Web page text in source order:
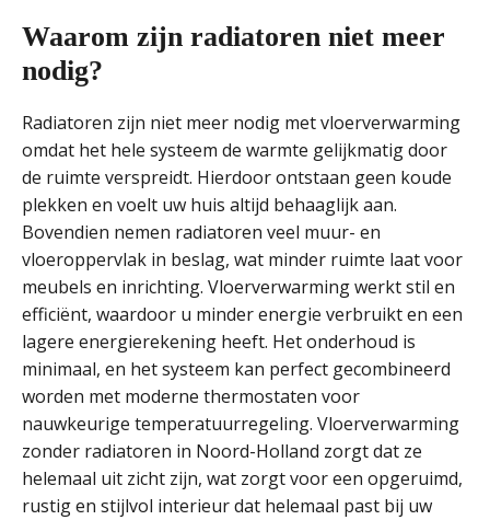
Waarom zijn radiatoren niet meer
nodig?
Radiatoren zijn niet meer nodig met vloerverwarming
omdat het hele systeem de warmte gelijkmatig door
de ruimte verspreidt. Hierdoor ontstaan geen koude
plekken en voelt uw huis altijd behaaglijk aan.
Bovendien nemen radiatoren veel muur- en
vloeroppervlak in beslag, wat minder ruimte laat voor
meubels en inrichting. Vloerverwarming werkt stil en
efficiënt, waardoor u minder energie verbruikt en een
lagere energierekening heeft. Het onderhoud is
minimaal, en het systeem kan perfect gecombineerd
worden met moderne thermostaten voor
nauwkeurige temperatuurregeling. Vloerverwarming
zonder radiatoren in Noord-Holland zorgt dat ze
helemaal uit zicht zijn, wat zorgt voor een opgeruimd,
rustig en stijlvol interieur dat helemaal past bij uw